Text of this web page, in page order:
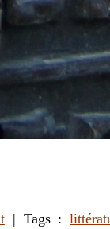
| Tags :